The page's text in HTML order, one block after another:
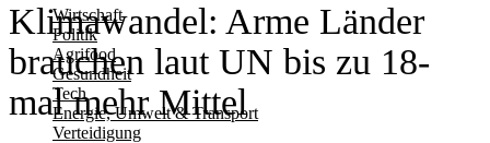
Wirtschaft
Politik
Agrifood
Gesundheit
Tech
Energie, Umwelt & Transport
Verteidigung
Klimawandel: Arme Länder
brauchen laut UN bis zu 18-
mal mehr Mittel